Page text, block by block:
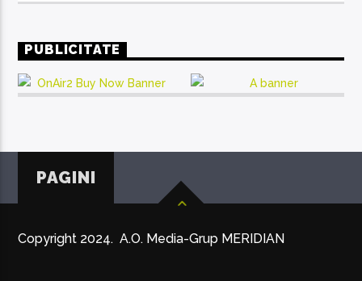
PUBLICITATE
PAGINI
Copyright 2024. A.O. Media-Grup MERIDIAN